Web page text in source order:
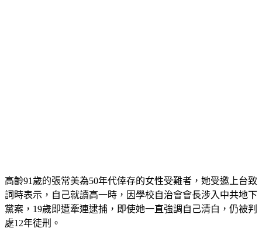
高齡91歲的張常美為50年代倖存的女性受難者，她受邀上台致
詞時表示，自己就讀高一時，因學校自治會會長涉入中共地下
黨案，19歲即遭牽連逮捕，即使她一直強調自己清白，仍被判
處12年徒刑。